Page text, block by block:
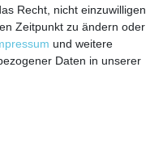
Recht, nicht einzuwilligen
Zeitpunkt zu ändern oder
und weitere
Daten in unserer